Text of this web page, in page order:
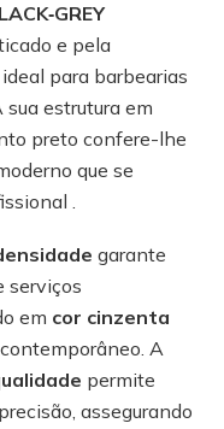
e pela
para barbearias
estrutura em
preto confere-lhe
que se
.
garante
serviços
em cor cinzenta
A
permite
assegurando